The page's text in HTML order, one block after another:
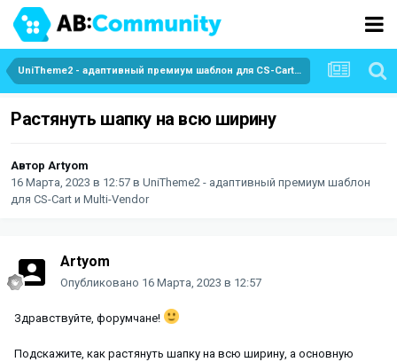
UniTheme2 - адаптивный премиум шаблон для CS-Cart и Multi-Vendor
Растянуть шапку на всю ширину
Автор Artyom
16 Марта, 2023 в 12:57 в UniTheme2 - адаптивный премиум шаблон
для CS-Cart и Multi-Vendor
Artyom
Опубликовано 16 Марта, 2023 в 12:57
Здравствуйте, форумчане!
Подскажите, как растянуть шапку на всю ширину, а основную